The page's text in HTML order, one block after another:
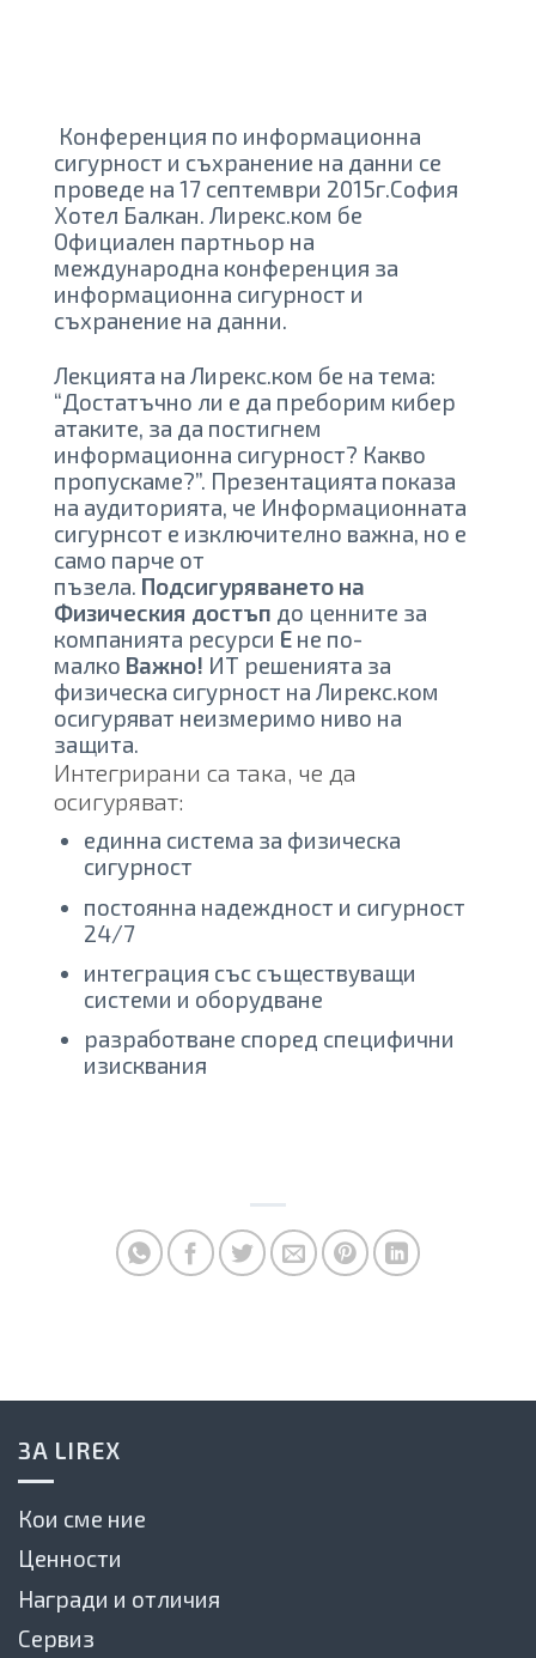
Конференция по информационна
сигурност и съхранение на данни се
проведе на 17 септември 2015г.София
Хотел Балкан. Лирекс.ком бе
Официален партньор на
международна конференция за
информационна сигурност и
съхранение на данни.
Лекцията на Лирекс.ком бе на тема:
“Достатъчно ли е да преборим кибер
атаките, за да постигнем
информационна сигурност? Какво
пропускаме?”. Презентацията показа
на аудиторията, че Информационната
сигурнсот е изключително важна, но е
само парче от
пъзела. Подсигуряването на
Физическия достъп до ценните за
компанията ресурси Е не по-
малко Важно! ИТ решенията за
физическа сигурност на Лирекс.ком
осигуряват неизмеримо ниво на
защита.
Интегрирани са така, че да
осигуряват:
единна система за физическа
сигурност
постоянна надеждност и сигурност
24/7
интеграция със съществуващи
системи и оборудване
разработване според специфични
изисквания
ЗА LIREX
Кои сме ние
Ценности
Награди и отличия
Сервиз